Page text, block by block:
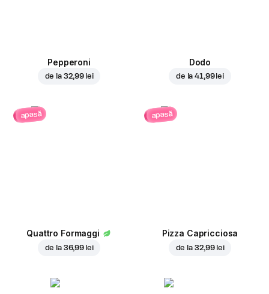
Pepperoni
de la 32,99 lei
Dodo
de la41,99 lei
apasă
Quattro Formaggi
de la 36,99 lei
apasă
Pizza Capricciosa
de la 32,99 lei